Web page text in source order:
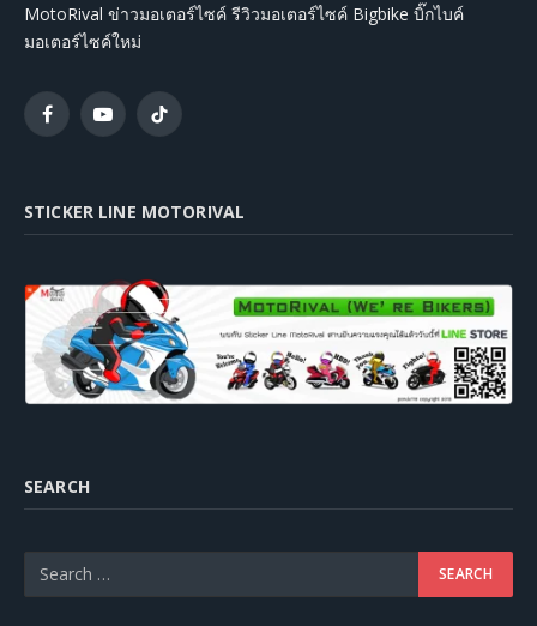
MotoRival ข่าวมอเตอร์ไซค์ รีวิวมอเตอร์ไซค์ Bigbike บิ๊กไบค์
มอเตอร์ไซค์ใหม่
FacebookYouTubeTikTok
STICKER LINE MOTORIVAL
SEARCH